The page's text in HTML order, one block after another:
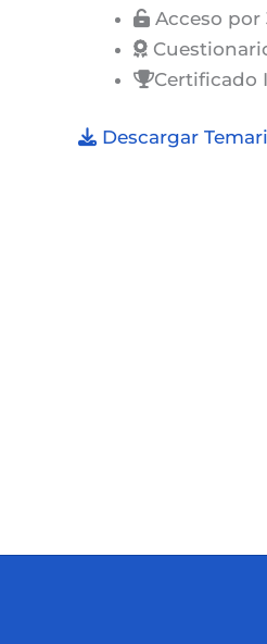
Acceso por
Certificado
Descargar